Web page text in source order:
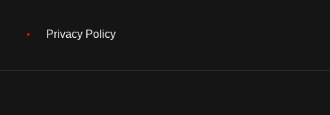
Privacy Policy